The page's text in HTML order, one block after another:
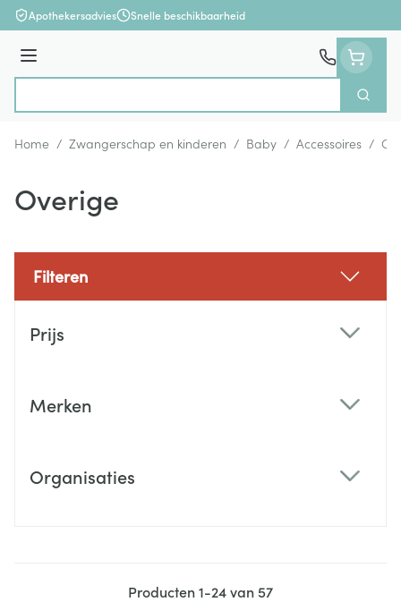
Ga naar de inhoud
Apothekersadvies Snelle beschikbaarheid
Menu
Zoek
Home / Zwangerschap en kinderen / Baby / Accessoires /
Overige
Filteren
Prijs
Merken
Organisaties
Producten1-24van57